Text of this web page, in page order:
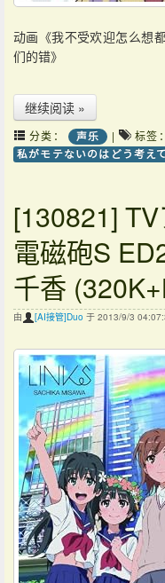
动画《我不受欢迎怎么想
们的错》
继续阅读 »
分类： 声乐 | 标签
私がモテないのはどう考え
[130821]
電磁砲S
千香
由 [AI接管]Duo 于 2013/9/3